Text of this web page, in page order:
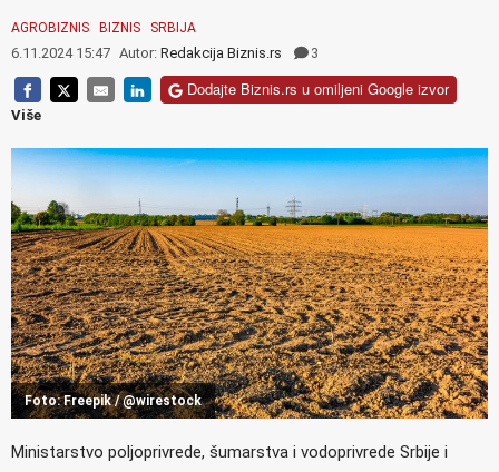
AGROBIZNIS BIZNIS SRBIJA
6.11.2024 15:47 Autor: Redakcija Biznis.rs 3
Dodajte Biznis.rs u omiljeni Google izvor
Više
Foto: Freepik / @wirestock
Ministarstvo poljoprivrede, šumarstva i vodoprivrede Srbije i